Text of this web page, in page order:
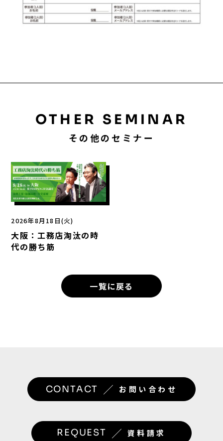
OTHER SEMINAR
その他のセミナー
2026年8月18日(火)
大阪：工務店淘汰の時
代の勝ち筋
一覧に戻る
CONTACT ／ お問い合わせ
REQUEST ／ 資料請求